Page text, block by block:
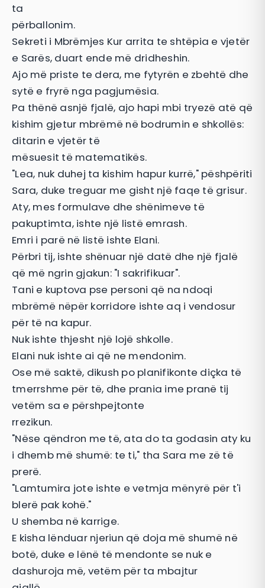
ta
përballonim.
Sekreti i Mbrëmjes Kur arrita te shtëpia e vjetër
e Sarës, duart ende më dridheshin.
Ajo më priste te dera, me fytyrën e zbehtë dhe
sytë e fryrë nga pagjumësia.
Pa thënë asnjë fjalë, ajo hapi mbi tryezë atë që
kishim gjetur mbrëmë në bodrumin e shkollës:
ditarin e vjetër të
mësuesit të matematikës.
"Lea, nuk duhej ta kishim hapur kurrë," pëshpëriti
Sara, duke treguar me gisht një faqe të grisur.
Aty, mes formulave dhe shënimeve të
pakuptimta, ishte një listë emrash.
Emri i parë në listë ishte Elani.
Përbri tij, ishte shënuar një datë dhe një fjalë
që më ngrin gjakun: "I sakrifikuar".
Tani e kuptova pse personi që na ndoqi
mbrëmë nëpër korridore ishte aq i vendosur
për të na kapur.
Nuk ishte thjesht një lojë shkolle.
Elani nuk ishte ai që ne mendonim.
Ose më saktë, dikush po planifikonte diçka të
tmerrshme për të, dhe prania ime pranë tij
vetëm sa e përshpejtonte
rrezikun.
"Nëse qëndron me të, ata do ta godasin aty ku
i dhemb më shumë: te ti," tha Sara me zë të
prerë.
"Lamtumira jote ishte e vetmja mënyrë për t'i
blerë pak kohë."
U shemba në karrige.
E kisha lënduar njeriun që doja më shumë në
botë, duke e lënë të mendonte se nuk e
dashuroja më, vetëm për ta mbajtur